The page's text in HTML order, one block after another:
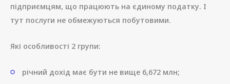
підприємцям, що працюють на єдиному податку. І
тут послуги не обмежуються побутовими.
Які особливості 2 групи:
річний дохід має бути не вище 6,672 млн;